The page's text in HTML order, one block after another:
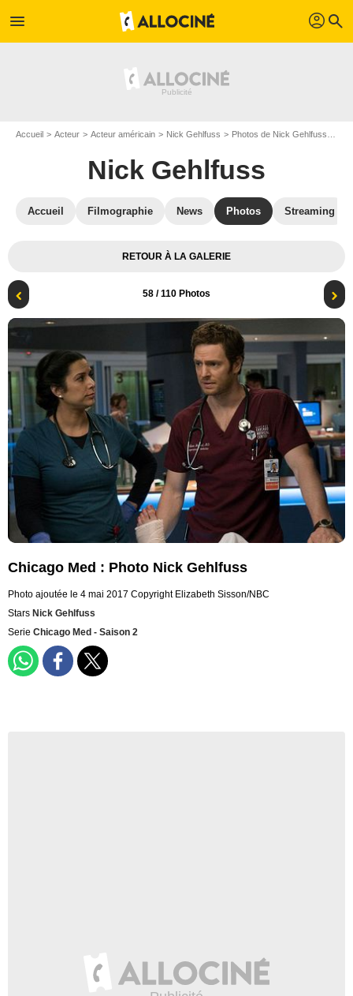
menu profil search
Accueil Acteur Acteur américain Nick Gehlfuss Photos de Nick Gehlfuss
Nick Gehlfuss
Accueil Filmographie News Photos Streaming
RETOUR À LA GALERIE
58 / 110 Photos
Chicago Med : Photo Nick Gehlfuss
Photo ajoutée le 4 mai 2017 Copyright Elizabeth Sisson/NBC
Stars Nick Gehlfuss
Serie Chicago Med - Saison 2